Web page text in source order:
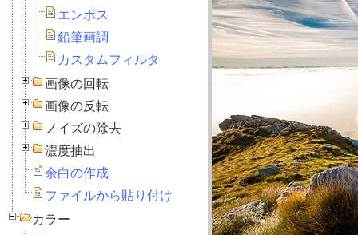
エンボス
鉛筆画調
カスタムフィルタ
画像の回転
画像の反転
ノイズの除去
濃度抽出
余白の作成
ファイルから貼り付け
カラー